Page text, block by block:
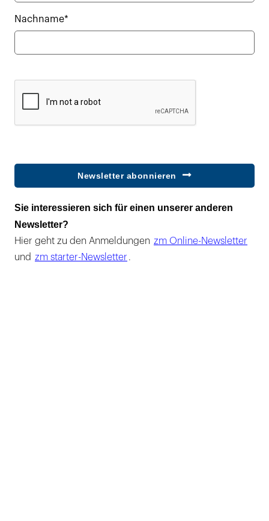
Nachname*
Newsletter abonnieren
Sie interessieren sich für einen unserer anderen
Newsletter?
Hier geht zu den Anmeldungen zm Online-Newsletter
und zm starter-Newsletter .